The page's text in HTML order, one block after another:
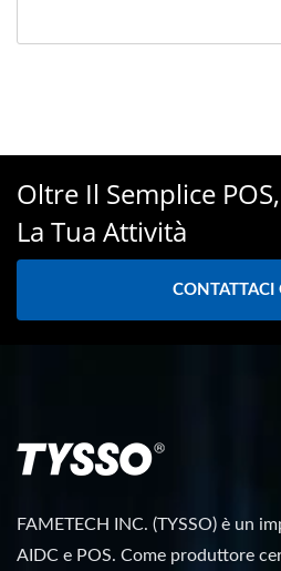
Oltre Il Semplice
La Tua Attività
CONTATTACI
FAMETECH INC. (TYSSO) è un
AIDC e POS. Come produttore